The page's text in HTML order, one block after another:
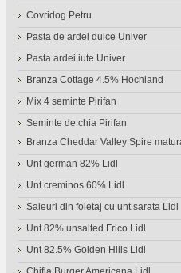
Covridog Petru
Pasta de ardei dulce Univer
Pasta ardei iute Univer
Branza Cottage 4.5% Hochland
Mix 4 seminte Pirifan
Seminte de chia Pirifan
Branza Cheddar Valley Spire
Unt german 82% Lidl
Unt creminos 60% Lidl
Saleuri din foietaj cu unt sarata Lidl
Unt 82% unsalted Frico Lidl
Unt 82.5% Golden Hills Lidl